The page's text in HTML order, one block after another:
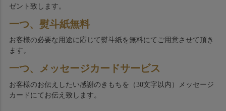
ゼント致します。
一つ、熨斗紙無料
お客様の必要な用途に応じて熨斗紙を無料にてご用意させて頂き
ます。
一つ、メッセージカードサービス
お客様のお伝えしたい感謝のきもちを（30文字以内）メッセージ
カードにてお伝え致します。